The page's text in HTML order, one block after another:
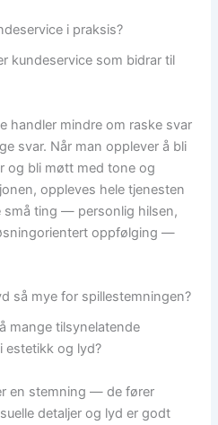
i praksis?
kundeservice som bidrar til
handler mindre om raske svar
svar. Når man opplever å bli
og bli møtt med tone og
oppleves hele tjenesten
små ting — personlig hilsen,
oppfølging —
så mye for spillestemningen?
mange tilsynelatende
estetikk og lyd?
en stemning — de fører
detaljer og lyd er godt